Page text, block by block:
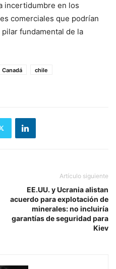
incertidumbre en los
comerciales que podrían
fundamental de la
Canadá
chile
Artículo siguiente
EE.UU. y Ucrania alistan
acuerdo para explotación de
minerales: no incluiría
garantías de seguridad para
Kiev